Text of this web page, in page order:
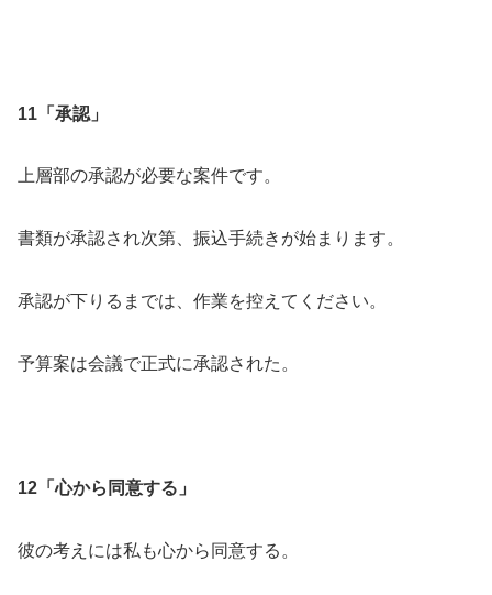
11「承認」
上層部の承認が必要な案件です。
書類が承認され次第、振込手続きが始まります。
承認が下りるまでは、作業を控えてください。
予算案は会議で正式に承認された。
12「心から同意する」
彼の考えには私も心から同意する。